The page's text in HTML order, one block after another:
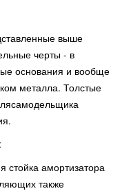
выше
черты - в
основания и вообще
металла. Толстые
стойка амортизатора
также